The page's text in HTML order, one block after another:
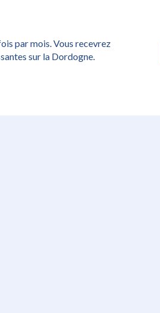
par mois. Vous recevrez
sur la Dordogne.